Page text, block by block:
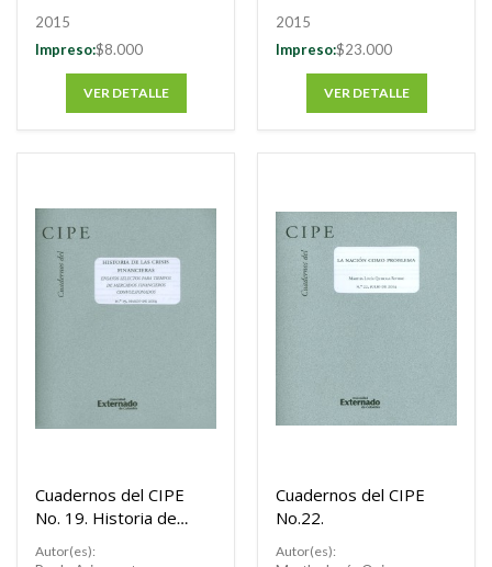
2015
Impreso:$8.000
VER DETALLE
Externado de
CFA (Institute
Colombia 2011-2014
2015
Impreso:$23.000
VER DETALLE
Cuadernos del CIPE
No. 19. Historia de
Autor(es):
Cuadernos del CIPE
No.22.
Autor(es):